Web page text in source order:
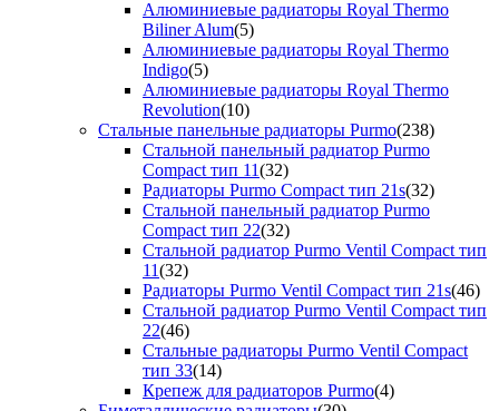
Алюминиевые радиаторы Royal Thermo
Biliner Alum(5)
Алюминиевые радиаторы Royal Thermo
Indigo(5)
Алюминиевые радиаторы Royal Thermo
Revolution(10)
Стальные панельные радиаторы Purmo(238)
Стальной панельный радиатор Purmo
Compact тип 11(32)
Радиаторы Purmo Compact тип 21s(32)
Стальной панельный радиатор Purmo
Compact тип 22(32)
Стальной радиатор Purmo Ventil Compact тип
11(32)
Радиаторы Purmo Ventil Compact тип 21s(46)
Стальной радиатор Purmo Ventil Compact тип
22(46)
Стальные радиаторы Purmo Ventil Compact
тип 33(14)
Крепеж для радиаторов Purmo(4)